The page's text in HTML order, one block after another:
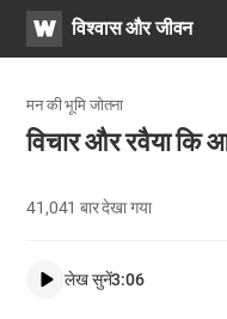
WATVविश्वास और जीवन
मन की भूमि जोतना
विचार और रवैया कि
41,041बार देखा गया
लेख सुनें3:06